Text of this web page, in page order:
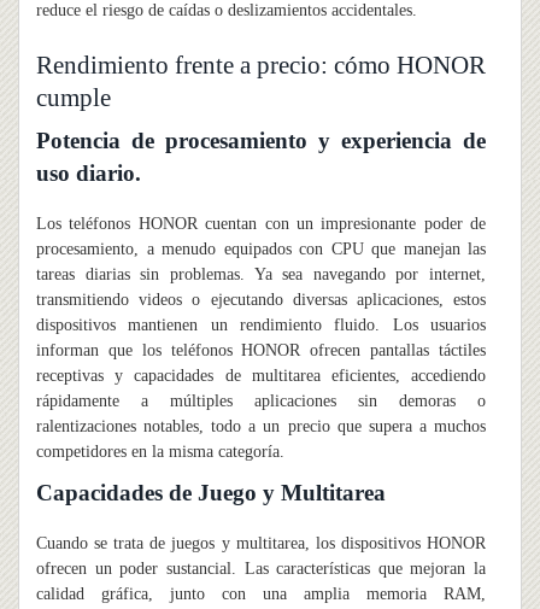
reduce el riesgo de caídas o deslizamientos accidentales.
Rendimiento frente a precio: cómo HONOR
cumple
Potencia de procesamiento y experiencia de
uso diario.
Los teléfonos HONOR cuentan con un impresionante poder de
procesamiento, a menudo equipados con CPU que manejan las
tareas diarias sin problemas. Ya sea navegando por internet,
transmitiendo videos o ejecutando diversas aplicaciones, estos
dispositivos mantienen un rendimiento fluido. Los usuarios
informan que los teléfonos HONOR ofrecen pantallas táctiles
receptivas y capacidades de multitarea eficientes, accediendo
rápidamente a múltiples aplicaciones sin demoras o
ralentizaciones notables, todo a un precio que supera a muchos
competidores en la misma categoría.
Capacidades de Juego y Multitarea
Cuando se trata de juegos y multitarea, los dispositivos HONOR
ofrecen un poder sustancial. Las características que mejoran la
calidad gráfica, junto con una amplia memoria RAM,